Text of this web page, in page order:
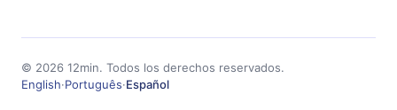
© 2026 12min. Todos los derechos reservados.
English·Português·Español